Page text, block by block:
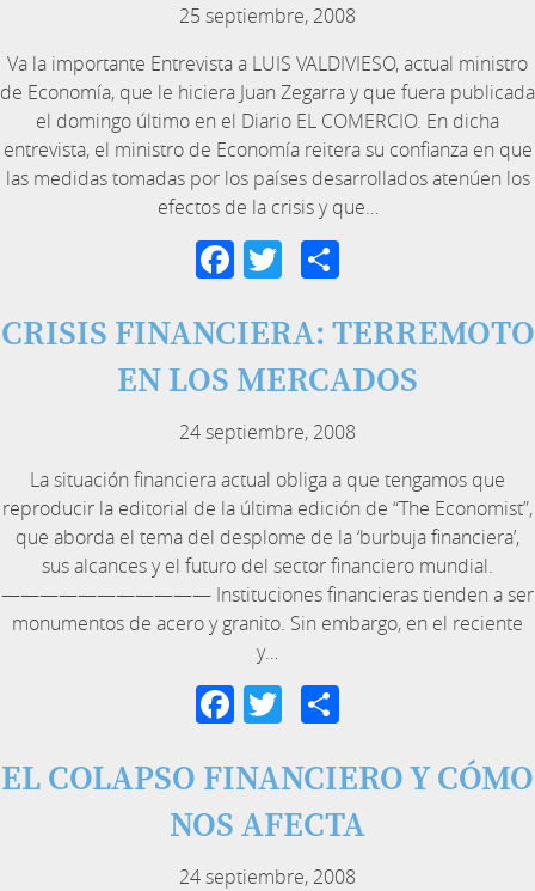
25 septiembre, 2008
Va la importante Entrevista a LUIS VALDIVIESO, actual ministro
de Economía, que le hiciera Juan Zegarra y que fuera publicada
el domingo último en el Diario EL COMERCIO. En dicha
entrevista, el ministro de Economía reitera su confianza en que
las medidas tomadas por los países desarrollados atenúen los
efectos de la crisis y que…
Facebook
Twitter
CRISIS FINANCIERA: TERREMOTO
EN LOS MERCADOS
24 septiembre, 2008
La situación financiera actual obliga a que tengamos que
reproducir la editorial de la última edición de “The Economist”,
que aborda el tema del desplome de la ‘burbuja financiera’,
sus alcances y el futuro del sector financiero mundial.
——————————— Instituciones financieras tienden a ser
monumentos de acero y granito. Sin embargo, en el reciente
y…
Facebook
Twitter
EL COLAPSO FINANCIERO Y CÓMO
NOS AFECTA
24 septiembre, 2008